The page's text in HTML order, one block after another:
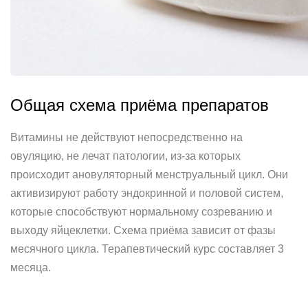
Общая схема приёма препаратов
Витамины не действуют непосредственно на
овуляцию, не лечат патологии, из-за которых
происходит ановуляторный менструальный цикл. Они
активизируют работу эндокринной и половой систем,
которые способствуют нормальному созреванию и
выходу яйцеклетки. Схема приёма зависит от фазы
месячного цикла. Терапевтический курс составляет 3
месяца.